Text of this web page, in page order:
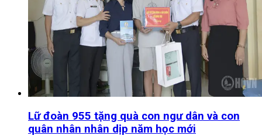
Lữ đoàn 955 tặng quà con ngư dân và con
quân nhân nhân dịp năm học mới